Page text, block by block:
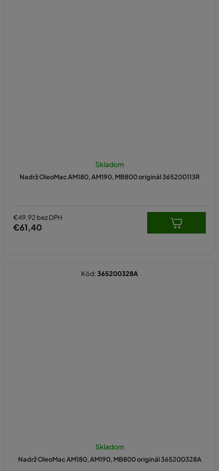
Nadrž OleoMac AM180, AM190, MB800 originál 365200113R
Skladom
€49,92 bez DPH
€61,40
Nadrž OleoMac AM180, AM190, MB800 originál 365200328A
Skladom
Kód:365200328A